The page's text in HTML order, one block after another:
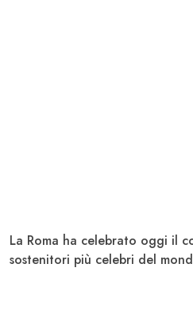
La Roma ha celebrato oggi il
sostenitori più celebri del